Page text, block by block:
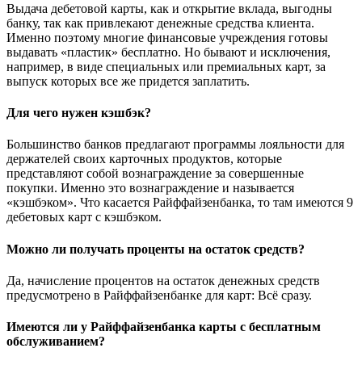
Выдача дебетовой карты, как и открытие вклада, выгодны
банку, так как привлекают денежные средства клиента.
Именно поэтому многие финансовые учреждения готовы
выдавать «пластик» бесплатно. Но бывают и исключения,
например, в виде специальных или премиальных карт, за
выпуск которых все же придется заплатить.
Для чего нужен кэшбэк?
Большинство банков предлагают программы лояльности для
держателей своих карточных продуктов, которые
представляют собой вознаграждение за совершенные
покупки. Именно это вознаграждение и называется
«кэшбэком». Что касается Райффайзенбанка, то там имеются 9
дебетовых карт с кэшбэком.
Можно ли получать проценты на остаток средств?
Да, начисление процентов на остаток денежных средств
предусмотрено в Райффайзенбанке для карт: Всё сразу.
Имеются ли у Райффайзенбанка карты с бесплатным
обслуживанием?